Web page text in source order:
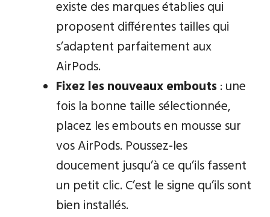
existe des marques établies qui
proposent différentes tailles qui
s’adaptent parfaitement aux
AirPods.
Fixez les nouveaux embouts: une
fois la bonne taille sélectionnée,
placez les embouts en mousse sur
vos AirPods. Poussez-les
doucement jusqu’à ce qu’ils fassent
un petit clic. C’est le signe qu’ils sont
bien installés.